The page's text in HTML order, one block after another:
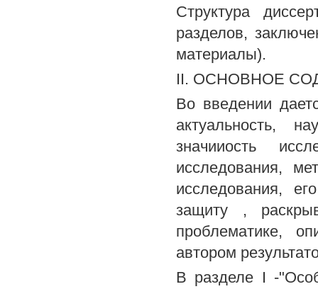
Структура
разделов,
материалы).
II. ОСНОВНОЕ
Во введении
актуальность,
значииость
исследования,
исследования,
защиту ,
проблематике,
автором
В разделе I -